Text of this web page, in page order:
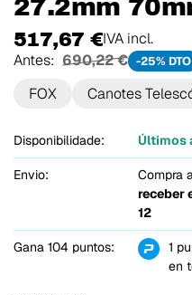
27.2mm
517,67 €IVA incl.
Antes: 690,22 € -25% DTO
FOX Canotes
Disponibilidade: Últimos
Envio:
Compra
receber
12
Gana 104 puntos:
1
en